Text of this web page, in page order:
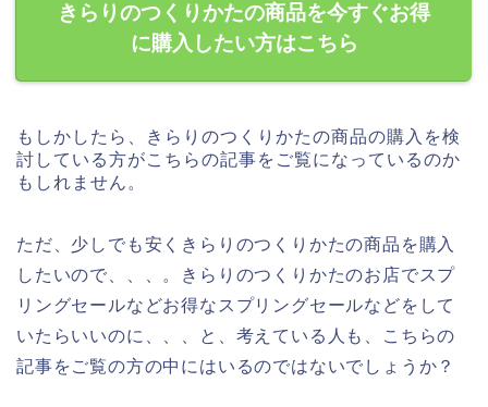
きらりのつくりかたの商品を今すぐお得
に購入したい方はこちら
もしかしたら、きらりのつくりかたの商品の購入を検
討している方がこちらの記事をご覧になっているのか
もしれません。
ただ、少しでも安くきらりのつくりかたの商品を購入
したいので、、、。きらりのつくりかたのお店でスプ
リングセールなどお得なスプリングセールなどをして
いたらいいのに、、、と、考えている人も、こちらの
記事をご覧の方の中にはいるのではないでしょうか？